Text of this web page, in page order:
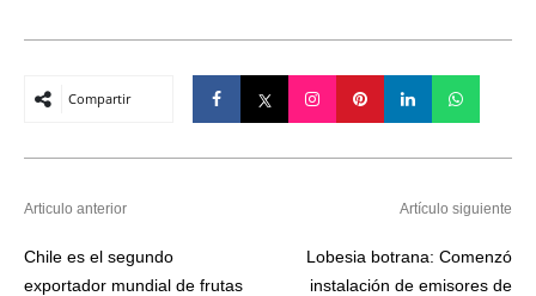
Compartir
Articulo anterior
Chile es el segundo
exportador mundial de frutas
Artículo siguiente
Lobesia botrana: Comenzó
instalación de emisores de